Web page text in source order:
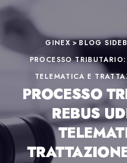
GINEX>BLOG
PROCESSO
TELEMATICA E
PROCESSO
REBUS